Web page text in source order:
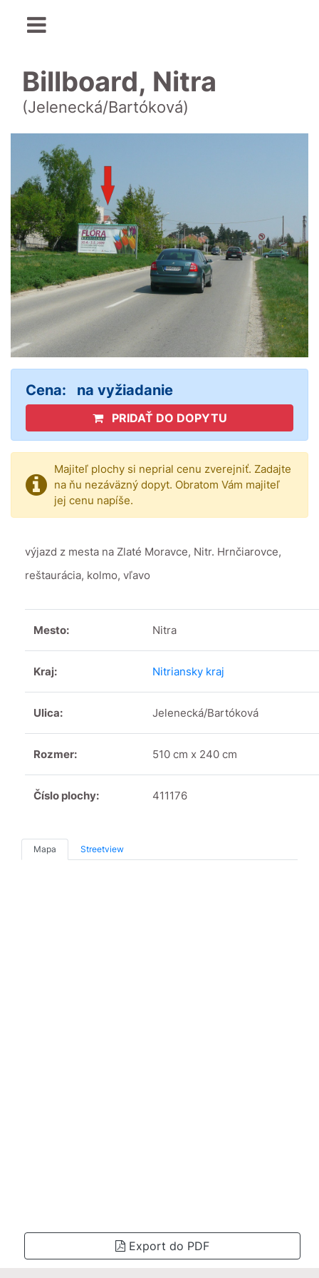
Billboard, Nitra
(Jelenecká/Bartóková)
Cena: na vyžiadanie
PRIDAŤ DO DOPYTU
Majiteľ plochy si neprial cenu zverejniť. Zadajte
na ňu nezáväzný dopyt. Obratom Vám majiteľ
jej cenu napíše.
výjazd z mesta na Zlaté Moravce, Nitr. Hrnčiarovce,
reštaurácia, kolmo, vľavo
Mesto: Nitra
Kraj: Nitriansky kraj
Ulica: Jelenecká/Bartóková
Rozmer: 510 cm x 240 cm
Číslo plochy: 411176
Mapa Streetview
Export do PDF